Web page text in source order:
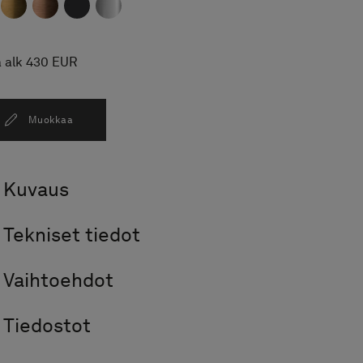
alk 430 EUR
Muokkaa
Kuvaus
Tekniset tiedot
Vaihtoehdot
Tiedostot